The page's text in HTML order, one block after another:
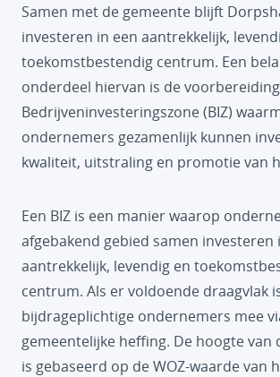
Samen met de gemeente blijft
investeren in een aantrekkelijk,
toekomstbestendig centrum. Een
onderdeel hiervan is de
Bedrijveninvesteringszone (BIZ)
ondernemers gezamenlijk kunnen
kwaliteit, uitstraling en promotie van
Een BIZ is een manier waarop
afgebakend gebied samen investeren
aantrekkelijk, levendig en
centrum. Als er voldoende draagvlak
bijdrageplichtige ondernemers mee
gemeentelijke heffing. De hoogte van
is gebaseerd op de WOZ-waarde van